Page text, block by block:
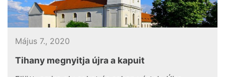
Május 7., 2020
Tihany megnyitja újra a kapuit